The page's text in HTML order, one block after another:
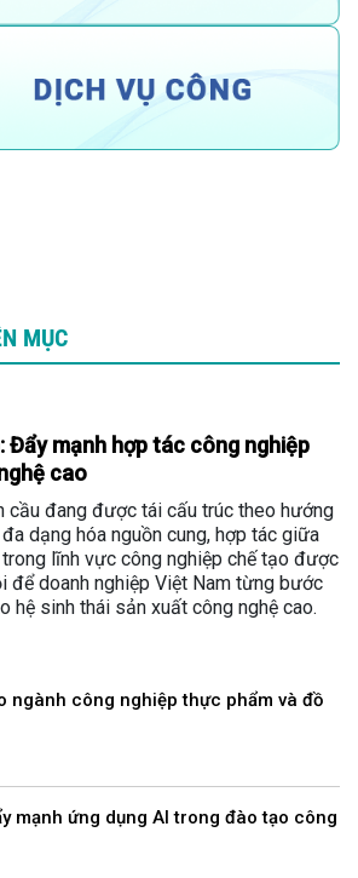
MỤC
Đẩy mạnh hợp tác công nghiệp
cao
cầu đang được tái cấu trúc theo hướng
dạng hóa nguồn cung, hợp tác giữa
lĩnh vực công nghiệp chế tạo được
để doanh nghiệp Việt Nam từng bước
hệ sinh thái sản xuất công nghệ cao.
ngành công nghiệp thực phẩm và đồ
mạnh ứng dụng AI trong đào tạo công